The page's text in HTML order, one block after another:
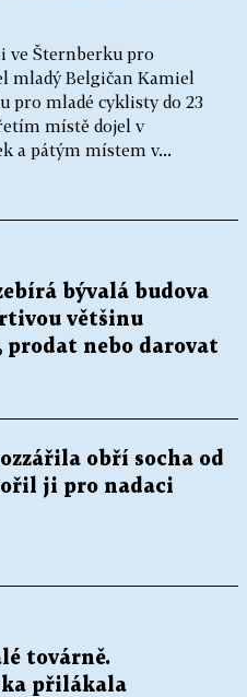
ve Šternberku pro
mladý Belgičan Kamiel
pro mladé cyklisty do 23
místě dojel v
a pátým místem v...
bývalá budova
většinu
nebo darovat
obří socha od
ji pro nadaci
továrně.
přilákala